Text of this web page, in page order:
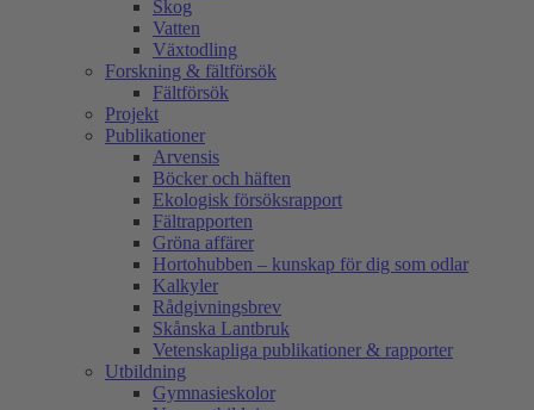
Skog
Vatten
Växtodling
Forskning & fältförsök
Fältförsök
Projekt
Publikationer
Arvensis
Böcker och häften
Ekologisk försöksrapport
Fältrapporten
Gröna affärer
Hortohubben – kunskap för dig som odlar
Kalkyler
Rådgivningsbrev
Skånska Lantbruk
Vetenskapliga publikationer & rapporter
Utbildning
Gymnasieskolor